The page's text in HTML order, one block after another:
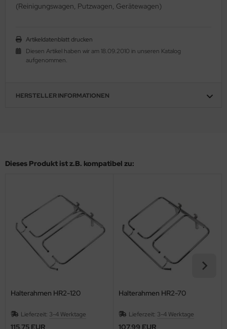
(Reinigungswagen, Putzwagen, Gerätewagen)
Artikeldatenblatt drucken
Diesen Artikel haben wir am 18.09.2010 in unseren Katalog
aufgenommen.
HERSTELLER INFORMATIONEN
Dieses Produkt ist z.B. kompatibel zu:
Halterahmen HR2-120
Lieferzeit: 3-4 Werktage
115,75 EUR
Halterahmen HR2-70
Lieferzeit: 3-4 Werktage
107,99 EUR